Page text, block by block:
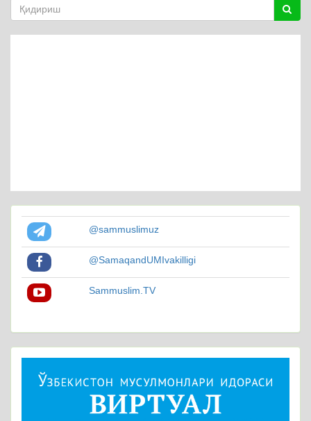
@sammuslimuz
@SamaqandUMIvakilligi
Sammuslim.TV